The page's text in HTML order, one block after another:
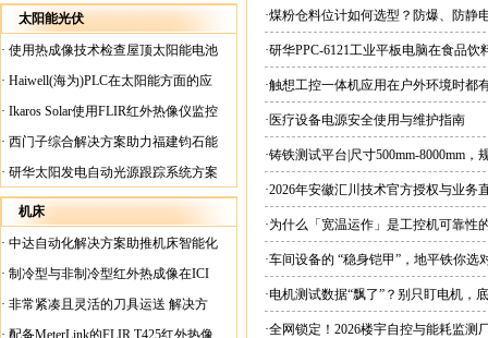
太阳能光伏
· 使用热成像技术检查屋顶太阳能电池
板
· Haiwell(海为)PLC在太阳能方面的应
用
· Ikaros Solar使用FLIR红外热像仪监控
已装太阳能电池板
· 西门子综合解决方案助力福建钧石能
源飞速发展
· 研华太阳发电自动光源跟踪系统方案
机床
· 中达自动化解决方案助推机床智能化
升级
· 制冷型与非制冷型红外热成像在ICI
工厂内完美配合
· 非常紧凑且灵活的刀具运送 解决方
案
· 配备MeterLink的FLIR T425红外热像
·煤粉仓料位计如何选型？防爆、防静
·研华PPC-6121工业平板电脑在食品
·触想工控一体机应用在户外环境时都
·医疗设备电源安全使用与维护指南
·铸铁测试平台|尺寸500mm-8000mm，
·2026年安徽汇川技术官方授权与业务
现货直供平台
·为什么「宽温运作」是工控机可靠性
·车间设备的 “稳身铠甲”，地平铁你选
·电机测试数据“飘了”？别只盯电机，
·全网锁定！2026楼宇自控与能耗监